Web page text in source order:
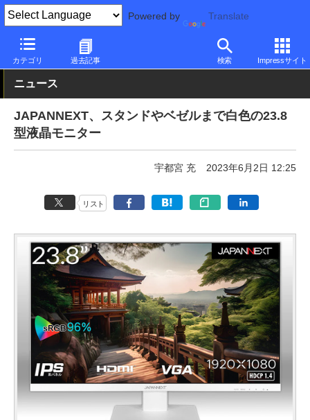
Powered by Translate
カテゴリ 過去記事 検索 Impressサイト
PC Watch 半導体/周辺機器 JAPANNEXT
ニュース
JAPANNEXT、スタンドやベゼルまで白色の23.8
型液晶モニター
宇都宮 充 2023年6月2日 12:25
リスト